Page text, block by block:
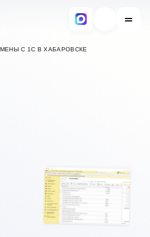
С 1С В ХАБАРОВСКЕ
ОБМЕНА 1С С